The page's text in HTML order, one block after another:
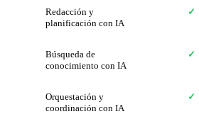
Redacción y
planificación con IA
✓
Búsqueda de
conocimiento con IA
✓
Orquestación y
coordinación con IA
✓